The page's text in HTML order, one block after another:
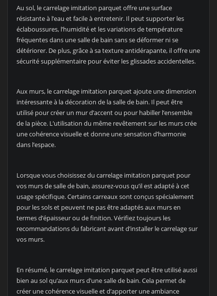
Au sol, le carrelage imitation parquet offre une surface
résistante à l’eau et facile à entretenir. Il peut supporter les
éclaboussures, l’humidité et les variations de température
fréquentes dans une salle de bain sans se déformer ni se
détériorer. De plus, grâce à sa texture antidérapante, il offre une
sécurité supplémentaire pour éviter les glissades accidentelles.
Aux murs, le carrelage imitation parquet ajoute une dimension
intéressante à la décoration de la salle de bain. Il peut être
utilisé pour créer un mur d’accent ou pour habiller l’ensemble
de la pièce. L’utilisation du même revêtement sur les murs crée
une cohérence visuelle et donne une sensation d’harmonie
dans l’espace.
Lorsque vous choisissez du carrelage imitation parquet pour
vos murs de salle de bain, assurez-vous qu’il est adapté à cet
usage spécifique. Certains carreaux sont conçus spécialement
pour les sols et peuvent ne pas être adaptés aux murs en
termes d’épaisseur ou de finition. Vérifiez toujours les
recommandations du fabricant avant d’installer le carrelage sur
vos murs.
En résumé, le carrelage imitation parquet peut être utilisé aussi
bien au sol qu’aux murs d’une salle de bain. Cela permet de
créer une cohérence visuelle et d’apporter une ambiance